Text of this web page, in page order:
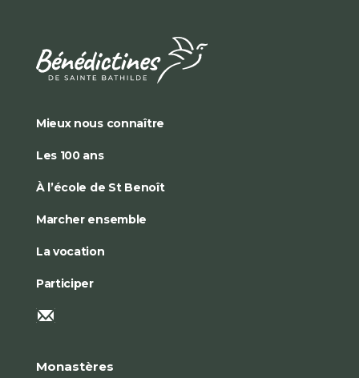
Mieux nous connaître
Les 100 ans
À l’école de St Benoît
Marcher ensemble
La vocation
Participer
Monastères